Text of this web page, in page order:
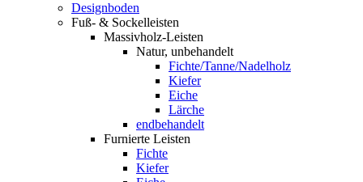
Designboden
Fuß- & Sockelleisten
Massivholz-Leisten
Natur, unbehandelt
Fichte/Tanne/Nadelholz
Kiefer
Eiche
Lärche
endbehandelt
Furnierte Leisten
Fichte
Kiefer